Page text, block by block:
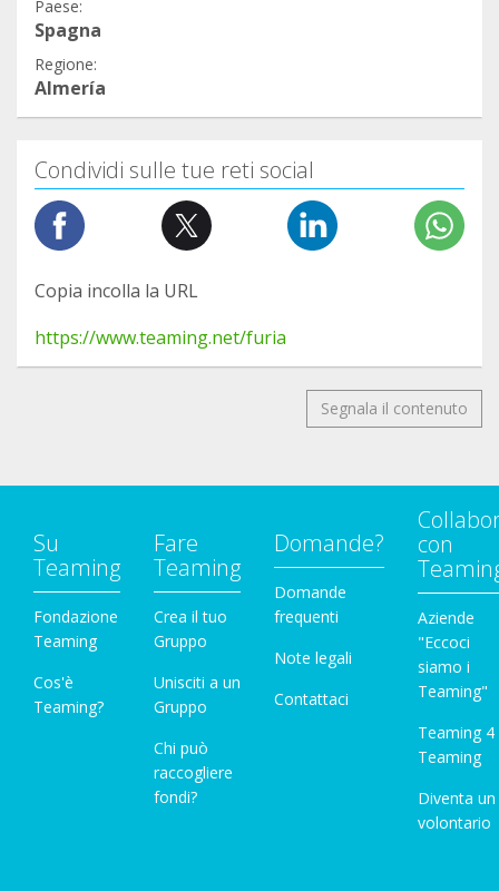
Paese:
Spagna
Regione:
Almería
Condividi sulle tue reti social
Copia incolla la URL
https://www.teaming.net/furia
Segnala il contenuto
Su
Teaming
Fondazione
Teaming
Cos'è
Teaming?
Fare
Teaming
Crea il tuo
Gruppo
Unisciti a un
Gruppo
Chi può
raccogliere
fondi?
Domande?
Domande
frequenti
Note legali
Contattaci
con
Aziende
"Eccoci
siamo i
Teaming"
Teaming 4
Teaming
Diventa un
volontario